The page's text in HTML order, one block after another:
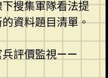
搜集軍隊看法提
資料題目清單。
兵評價監視——